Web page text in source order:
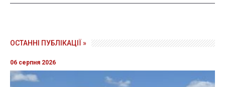
ОСТАННІ ПУБЛІКАЦІЇ »
06 серпня 2026